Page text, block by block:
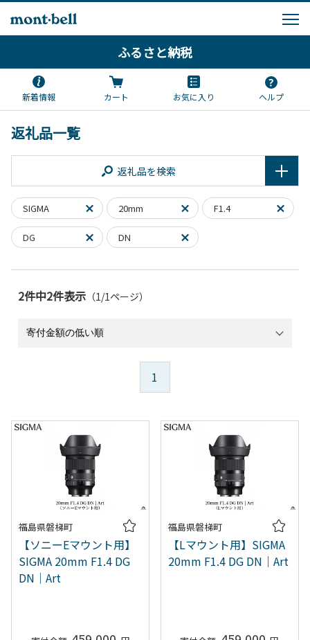
ふるさと納税
新着情報 カート お気に入り ヘルプ
返礼品一覧
返礼品を検索
SIGMA 20mm F1.4
DG DN
2件中2件表示 （1/1ページ）
1
福島県磐梯町
【ソニーEマウント用】
SIGMA 20mm F1.4 DG
DN｜Art
福島県磐梯町
【Lマウント用】SIGMA
20mm F1.4 DG DN｜Art